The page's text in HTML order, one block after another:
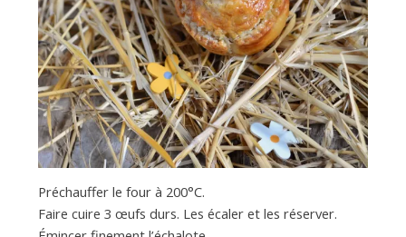
Préchauffer le four à 200°C.
Faire cuire 3 œufs durs. Les écaler et les réserver.